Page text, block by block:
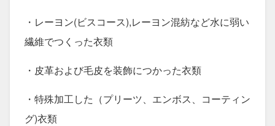
・レーヨン(ビスコース),レーヨン混紡など水に弱い
繊維でつくった衣類
・皮革および毛皮を装飾につかった衣類
・特殊加工した（プリーツ、エンボス、コーティン
グ)衣類